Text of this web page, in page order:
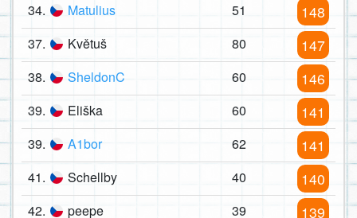
34. Matulius 51 148
37. Květuš 80 147
38. SheldonC 60 146
39. Eliška 60 141
39. A1bor 62 141
41. Schellby 40 140
42. peepe 39 139